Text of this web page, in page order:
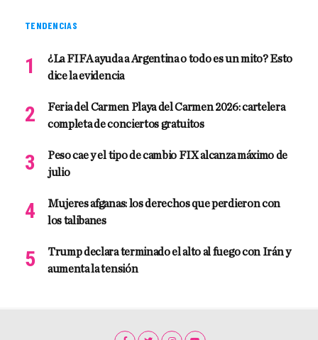
TENDENCIAS
¿La FIFA ayuda a Argentina o todo es un mito? Esto
dice la evidencia
Feria del Carmen Playa del Carmen 2026: cartelera
completa de conciertos gratuitos
Peso cae y el tipo de cambio FIX alcanza máximo de
julio
Mujeres afganas: los derechos que perdieron con
los talibanes
Trump declara terminado el alto al fuego con Irán y
aumenta la tensión